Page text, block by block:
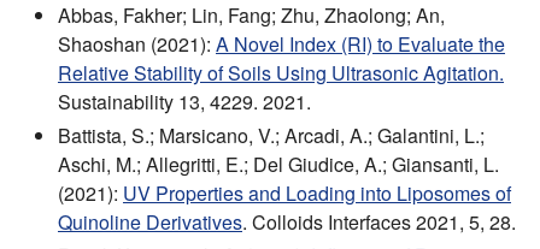
Abbas, Fakher; Lin, Fang; Zhu, Zhaolong; An,
Shaoshan (2021): A Novel Index (RI) to Evaluate the
Relative Stability of Soils Using Ultrasonic Agitation.
Sustainability 13, 4229. 2021.
Battista, S.; Marsicano, V.; Arcadi, A.; Galantini, L.;
Aschi, M.; Allegritti, E.; Del Giudice, A.; Giansanti, L.
(2021): UV Properties and Loading into Liposomes of
Quinoline Derivatives. Colloids Interfaces 2021, 5, 28.